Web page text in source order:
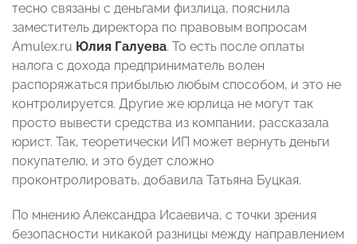
тесно связаны с деньгами физлица, пояснила
заместитель директора по правовым вопросам
Amulex.ru Юлия Галуева. То есть после оплаты
налога с дохода предприниматель волен
распоряжаться прибылью любым способом, и это не
контролируется. Другие же юрлица не могут так
просто вывести средства из компании, рассказала
юрист. Так, теоретически ИП может вернуть деньги
покупателю, и это будет сложно
проконтролировать, добавила Татьяна Буцкая.
По мнению Александра Исаевича, с точки зрения
безопасности никакой разницы между направлением